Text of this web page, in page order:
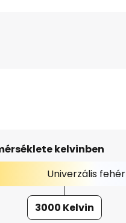
kelvinben
Univerzális fehér
3000 Kelvin